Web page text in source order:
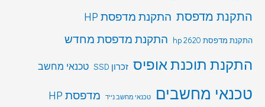
התקנת מדפסת התקנת מדפסת HP
התקנת מדפסת hp 2620 התקנת מדפסת מחדש
התקנת תוכנת אופיס זכרון SSD טכנאי מחשב
טכנאי מחשבים טכנאי מחשב נייד מדפסת HP